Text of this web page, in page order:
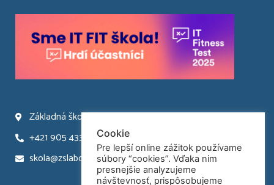
Základná škola Laborecká 66 Humenné
+421 905 433 945
skola@zslaborecka.sk
Cookie
Pre lepší online zážitok používame
súbory “cookies”. Vďaka nim
presnejšie analyzujeme
návštevnosť, prispôsobujeme